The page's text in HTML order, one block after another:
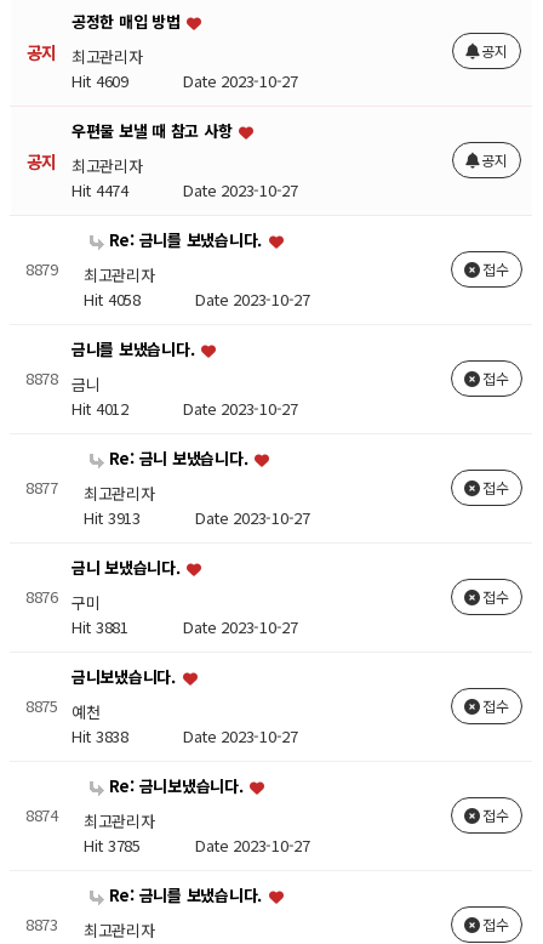
공지
공정한 매입 방법
최고관리자
Hit 4609 Date 2023-10-27
공지
공지
우편물 보낼 때 참고 사항
최고관리자
Hit 4474 Date 2023-10-27
공지
8879
Re: 금니를 보냈습니다.
최고관리자
Hit 4058 Date 2023-10-27
접수
8878
금니를 보냈습니다.
금니
Hit 4012 Date 2023-10-27
접수
8877
Re: 금니 보냈습니다.
최고관리자
Hit 3913 Date 2023-10-27
접수
8876
금니 보냈습니다.
구미
Hit 3881 Date 2023-10-27
접수
8875
금니보냈습니다.
예천
Hit 3838 Date 2023-10-27
접수
8874
Re: 금니보냈습니다.
최고관리자
Hit 3785 Date 2023-10-27
접수
8873
Re: 금니를 보냈습니다.
최고관리자
접수